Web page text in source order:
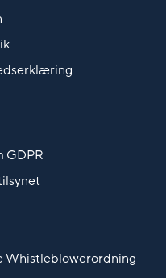
GDPR
Whistleblowerordning